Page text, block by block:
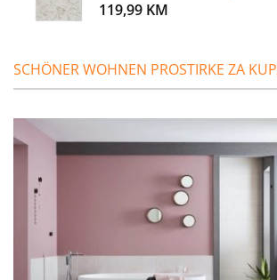
119,99 KM
SCHÖNER WOHNEN PROSTIRKE ZA